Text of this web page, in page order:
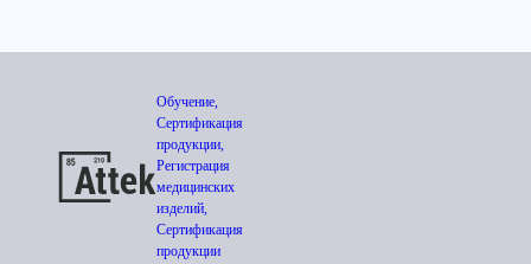
Обучение,
Сертификация
продукции,
Регистрация
медицинских
изделий,
Сертификация
продукции